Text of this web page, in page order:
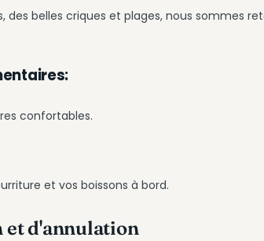
des belles criques et plages, nous sommes
confortables.
et vos boissons à bord.
et d'annulation